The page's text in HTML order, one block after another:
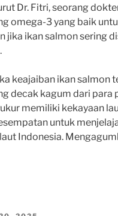
Dr. Fitri, seorang
omega-3 yang baik
jika ikan salmon sering
keajaiban ikan salmon
decak kagum dari para
memiliki kekayaan
untuk
Indonesia.